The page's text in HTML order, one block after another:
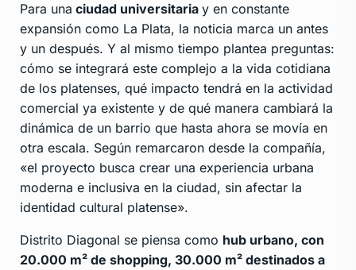
Para una ciudad universitaria y en constante
expansión como La Plata, la noticia marca un antes
y un después. Y al mismo tiempo plantea preguntas:
cómo se integrará este complejo a la vida cotidiana
de los platenses, qué impacto tendrá en la actividad
comercial ya existente y de qué manera cambiará la
dinámica de un barrio que hasta ahora se movía en
otra escala. Según remarcaron desde la compañía,
«el proyecto busca crear una experiencia urbana
moderna e inclusiva en la ciudad, sin afectar la
identidad cultural platense».
Distrito Diagonal se piensa como hub urbano, con
20.000 m² de shopping, 30.000 m² destinados a